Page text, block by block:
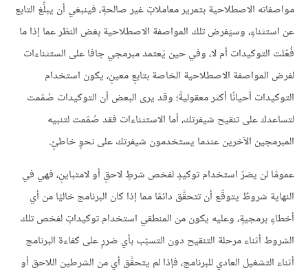
مواصفاته الاصطلاحية بتمرير معاملاتٍ غير صالحةٍ، فينبغي أن يبلِّغ التابع
عن استثناءٍ، وسيَفرض تلك المواصفة الاصطلاحية بغض النظر عما إذا ما
فُعّلت التوكيدات أم لا، وفي حين يَعتمد مبرمجي جافا على الستثناءات
لفرض المواصفة الاصطلاحية الخاصة بتابعٍ معينٍ، يكون استخدام
التوكيدات أحيانًا أكثر معقوليةً؛ وقد يرى البعض أن التوكيدات صُمّمت
لتساعدك على تنقيح شيفرتك، أما الاستثناءات فقد صُمّمت لتنبيه
المبرمجين الآخرين عندما يستخدمون شيفرتك على نحوٍ خاطئٍ.
عمومًا لن يضرّ استخدام توكيدٍ لفحْص شرطٍ لاحقٍ أو لامتباينٍ، فهي في
النهاية شروطٌ يتوقّع أن تتحقَّق دائمًا مما إذا كان البرنامج خاليًا من أي
أخطاءٍ برمجيةٍ، وعليه يكون من المنطقي استخدام توكيداتٍ لفحْص تلك
الشروط أثناء مرحلة التنقيح دون التسبّب بأي ضررٍ على كفاءة البرنامج
أثناء التشغيل العادي للبرنامج، فإذا لم يتحقَّق أي من الشرطين اللاحق أو